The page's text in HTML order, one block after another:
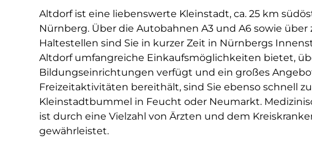
Altdorf ist eine liebenswerte Kleinstadt, ca. 25 km
Nürnberg. Über die Autobahnen A3 und A6 sowie über
Haltestellen sind Sie in kurzer Zeit in Nürnbergs
Altdorf umfangreiche Einkaufsmöglichkeiten bietet,
Bildungseinrichtungen verfügt und ein großes
Freizeitaktivitäten bereithält, sind Sie ebenso schnell
Kleinstadtbummel in Feucht oder Neumarkt.
ist durch eine Vielzahl von Ärzten und dem
gewährleistet.